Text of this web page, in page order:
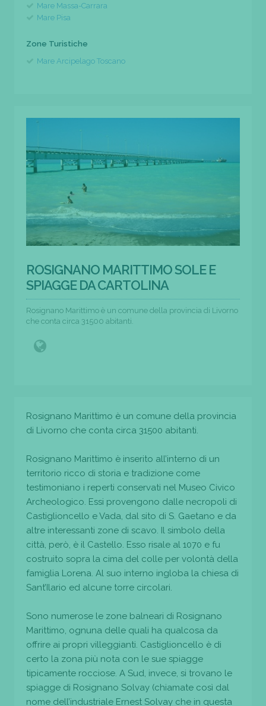
Mare Massa-Carrara
Mare Pisa
Zone Turistiche
Mare Arcipelago Toscano
ROSIGNANO MARITTIMO SOLE E
SPIAGGE DA CARTOLINA
Rosignano Marittimo è un comune della provincia di Livorno
che conta circa 31500 abitanti.
Rosignano Marittimo è un comune della provincia
di Livorno che conta circa 31500 abitanti.
Rosignano Marittimo è inserito all’interno di un
territorio ricco di storia e tradizione come
testimoniano i reperti conservati nel Museo Civico
Archeologico. Essi provengono dalle necropoli di
Castiglioncello e Vada, dal sito di S. Gaetano e da
altre interessanti zone di scavo. Il simbolo della
città, però, è il Castello. Esso risale al 1070 e fu
costruito sopra la cima del colle per volontà della
famiglia Lorena. Al suo interno ingloba la chiesa di
Sant’Ilario ed alcune torre circolari.
Sono numerose le zone balneari di Rosignano
Marittimo, ognuna delle quali ha qualcosa da
offrire ai propri villeggianti. Castiglioncello è di
certo la zona più nota con le sue spiagge
tipicamente rocciose. A Sud, invece, si trovano le
spiagge di Rosignano Solvay (chiamate così dal
nome dell’industriale Ernest Solvay che in questa